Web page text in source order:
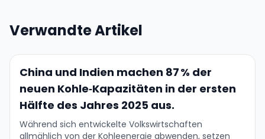
Verwandte Artikel
China und Indien machen 87 % der
neuen Kohle‑Kapazitäten in der ersten
Hälfte des Jahres 2025 aus.
Während sich entwickelte Volkswirtschaften
allmählich von der Kohleenergie abwenden, setzen